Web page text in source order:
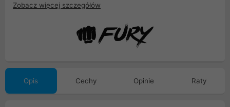
Zobacz więcej szczegółów
Opis Cechy Opinie Raty